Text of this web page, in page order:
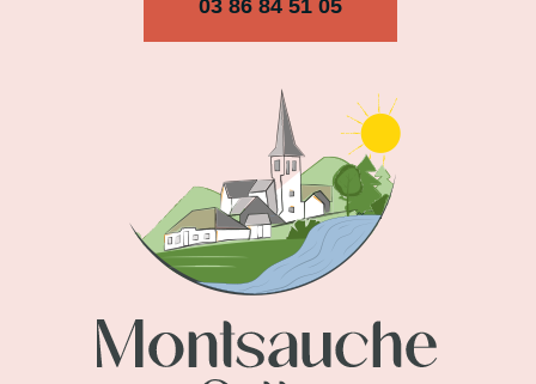
03 86 84 51 05